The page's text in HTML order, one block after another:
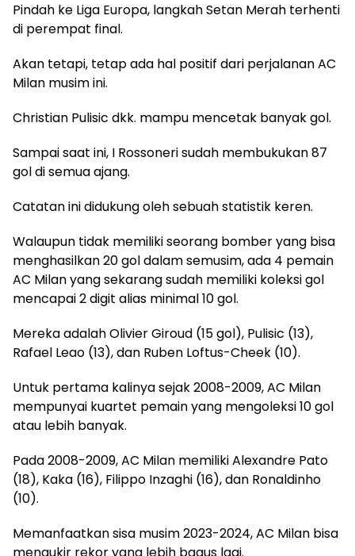
Pindah ke Liga Europa, langkah Setan Merah terhenti
di perempat final.
Akan tetapi, tetap ada hal positif dari perjalanan AC
Milan musim ini.
Christian Pulisic dkk. mampu mencetak banyak gol.
Sampai saat ini, I Rossoneri sudah membukukan 87
gol di semua ajang.
Catatan ini didukung oleh sebuah statistik keren.
Walaupun tidak memiliki seorang bomber yang bisa
menghasilkan 20 gol dalam semusim, ada 4 pemain
AC Milan yang sekarang sudah memiliki koleksi gol
mencapai 2 digit alias minimal 10 gol.
Mereka adalah Olivier Giroud (15 gol), Pulisic (13),
Rafael Leao (13), dan Ruben Loftus-Cheek (10).
Untuk pertama kalinya sejak 2008-2009, AC Milan
mempunyai kuartet pemain yang mengoleksi 10 gol
atau lebih banyak.
Pada 2008-2009, AC Milan memiliki Alexandre Pato
(18), Kaka (16), Filippo Inzaghi (16), dan Ronaldinho
(10).
Memanfaatkan sisa musim 2023-2024, AC Milan bisa